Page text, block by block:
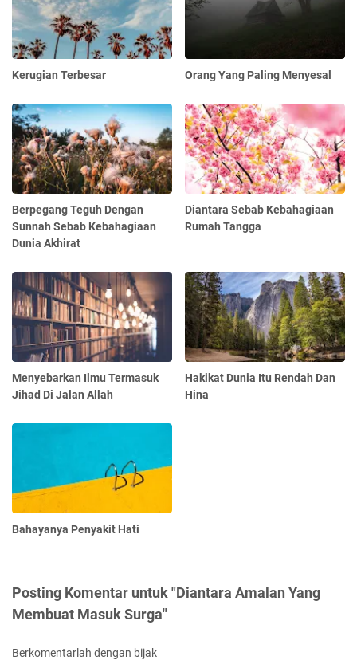
Kerugian Terbesar Orang Yang Paling Menyesal
Berpegang Teguh Dengan
Sunnah Sebab Kebahagiaan
Dunia Akhirat
Diantara Sebab Kebahagiaan
Rumah Tangga
Menyebarkan Ilmu Termasuk
Jihad Di Jalan Allah
Hakikat Dunia Itu Rendah Dan
Hina
Bahayanya Penyakit Hati
Posting Komentar untuk "Diantara Amalan Yang
Membuat Masuk Surga"
Berkomentarlah dengan bijak